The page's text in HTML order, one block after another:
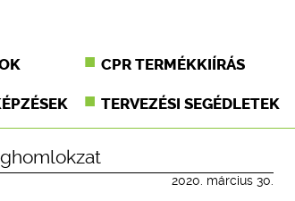
CPR TERMÉKKIÍRÁS
TERVEZÉSI SEGÉDLETEK
2020. március 30.